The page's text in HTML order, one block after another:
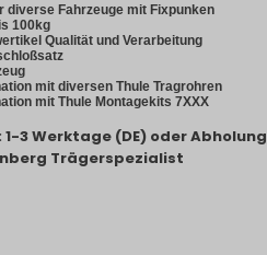
diverse Fahrzeuge mit Fixpunken
100kg
Qualität und Verarbeitung
mit diversen Thule Tragrohren
mit Thule Montagekits 7XXX
3 Werktage (DE) oder Abholung
Trägerspezialist